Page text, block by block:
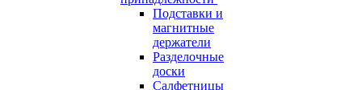
Подставки и
магнитные
держатели
Разделочные
доски
Салфетницы